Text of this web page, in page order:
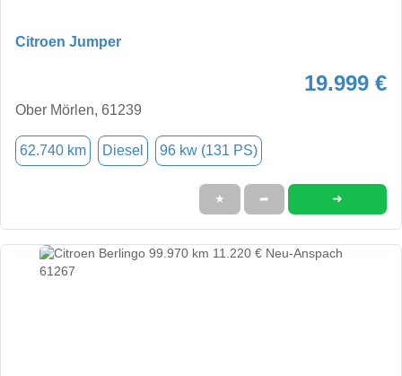
Citroen Jumper
19.999 €
Ober Mörlen, 61239
62.740 km Diesel 96 kw (131 PS)
★ ➦ ➜